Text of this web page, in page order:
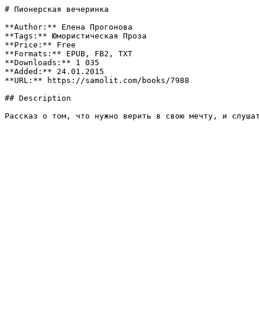
# Пионерская вечеринка
**Author:** Елена Прогонова
**Tags:** Юмористическая Проза
**Price:** Free
**Formats:** EPUB, FB2, TXT
**Downloads:** 1 035
**Added:** 24.01.2015
**URL:** https://samolit.com/books/7988
## Description
Рассказ о том, что нужно верить в свою мечту, и